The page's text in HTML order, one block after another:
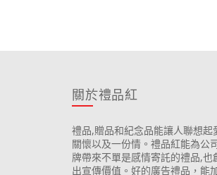
關於禮品紅
禮品,贈品和紀念品能讓人聯想起
關懷以及一份情。禮品紅能為公
牌帶來不單是感情寄託的禮品,也
出宣傳價值。好的廣告禮品，能